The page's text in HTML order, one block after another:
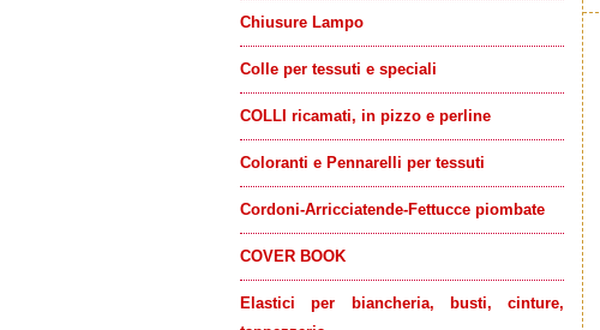
Chiusure Lampo
Colle per tessuti e speciali
COLLI ricamati, in pizzo e perline
Coloranti e Pennarelli per tessuti
Cordoni-Arricciatende-Fettucce piombate
COVER BOOK
Elastici per biancheria, busti, cinture,